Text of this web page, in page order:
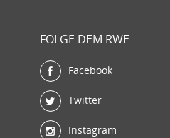
FOLGE DEM RWE
Facebook
Twitter
Instagram